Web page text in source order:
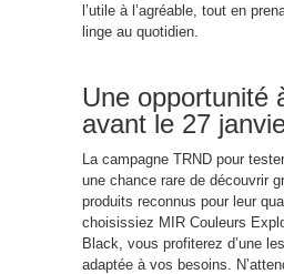
l’utile à l’agréable, tout en
linge au quotidien.
Une opportunité
avant le 27
La campagne TRND pour
une chance rare de découvrir
produits reconnus pour leur
choisissiez MIR Couleurs
Black, vous profiterez d’une
adaptée à vos besoins.